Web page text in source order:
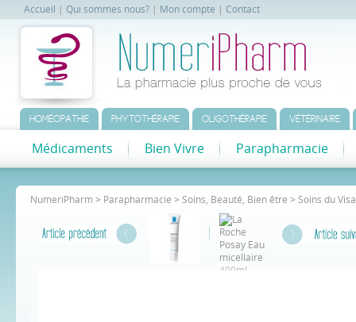
Accueil Qui sommes nous? Mon compte Contact
HOMÉOPATHIE PHYTOTHÉRAPIE OLIGOTHÉRAPIE VÉTÉRINAIRE
Médicaments Bien Vivre Parapharmacie
NumeriPharm > Parapharmacie > Soins, Beauté, Bien être > Soins du